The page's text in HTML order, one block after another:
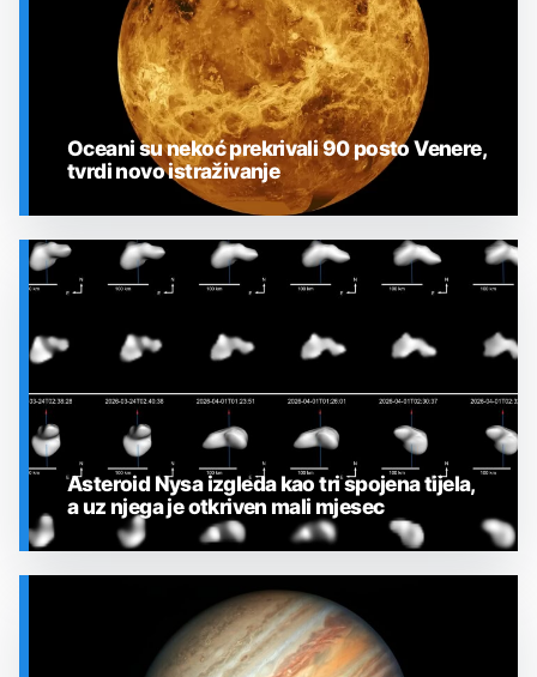
SVEMIR
Oceani su nekoć prekrivali 90 posto Venere,
tvrdi novo istraživanje
Asteroid Nysa izgleda kao tri spojena tijela,
a uz njega je otkriven mali mjesec